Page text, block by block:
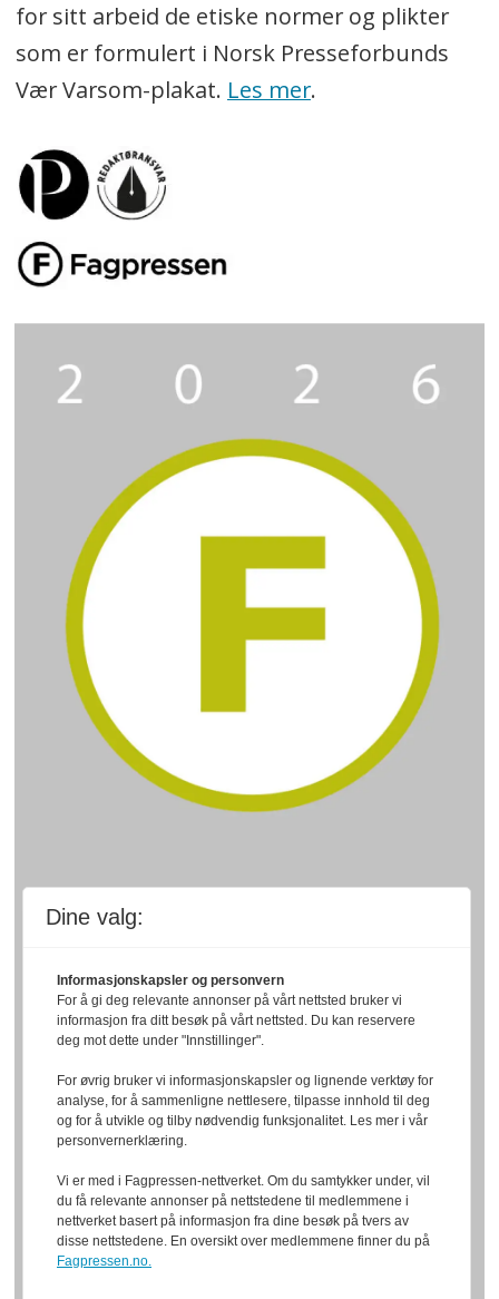
for sitt arbeid de etiske normer og plikter
som er formulert i Norsk Presseforbunds
Vær Varsom-plakat. Les mer.
Dine valg:
Informasjonskapsler og personvern
For å gi deg relevante annonser på vårt nettsted bruker vi
informasjon fra ditt besøk på vårt nettsted. Du kan reservere
deg mot dette under "Innstillinger".
For øvrig bruker vi informasjonskapsler og lignende verktøy for
analyse, for å sammenligne nettlesere, tilpasse innhold til deg
og for å utvikle og tilby nødvendig funksjonalitet. Les mer i vår
personvernerklæring.
Vi er med i Fagpressen-nettverket. Om du samtykker under, vil
du få relevante annonser på nettstedene til medlemmene i
nettverket basert på informasjon fra dine besøk på tvers av
disse nettstedene. En oversikt over medlemmene finner du på
Fagpressen.no.